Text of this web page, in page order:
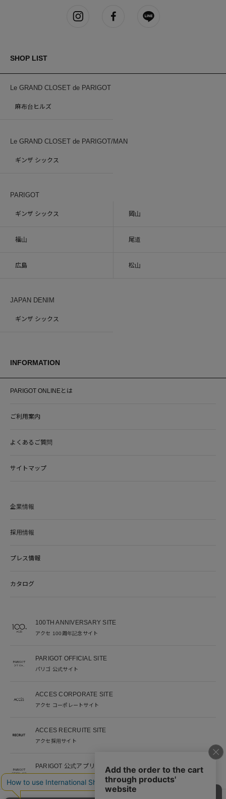
SHOP LIST
Le GRAND CLOSET de PARIGOT
麻布台ヒルズ
Le GRAND CLOSET de PARIGOT/MAN
ギンザ シックス
PARIGOT
ギンザ シックス 岡山
福山 尾道
広島 松山
JAPAN DENIM
ギンザ シックス
INFORMATION
PARIGOT ONLINEとは
ご利用案内
よくあるご質問
サイトマップ
企業情報
採用情報
プレス情報
カタログ
100TH ANNIVERSARY SITE
アクセ 100周年記念サイト
PARIGOT OFFICIAL SITE
パリゴ 公式サイト
ACCES CORPORATE SITE
アクセ コーポレートサイト
ACCES RECRUITE SITE
アクセ採用サイト
PARIGOT 公式アプリ
新着情報を、プッシュ通知でいち早くお届け。